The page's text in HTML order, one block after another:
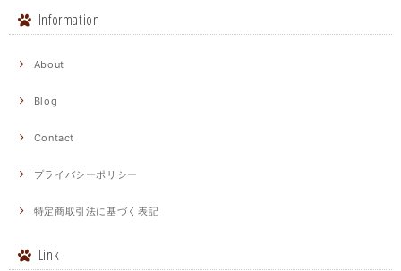
Information
About
Blog
Contact
プライバシーポリシー
特定商取引法に基づく表記
Link